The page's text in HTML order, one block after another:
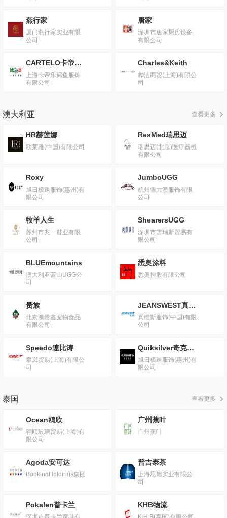
燕行家
厦门燕行家实业有限
公司
唐家
深圳市唐家厨房设备
有限公司
CARTELO卡帝乐鳄鱼
上海卡帝乐鳄鱼服饰
有限公司
Charles&Keith
桦洁商贸(上海)有限公
司
澳大利亚 查看更多
HR赫莲娜
欧莱雅(中国)有限公司
ResMed瑞思迈
瑞思迈(北京)医疗器械
有限公司
Roxy
旭日极速服饰(惠州)有
限公司
JumboUGG
杭州雪力澳服饰有限
公司
牧羊人生
苏州市兆一鞋业有限
公司
ShearersUGG
深圳市雪瑞斯贸易有
限公司
BLUEmountains
澳大利亚蓝山UGG公
司
悉奥涂料
悉奥控股有限公司
贵族
北京澳贵鑫宠物食品
有限公司
JEANSWEST真维斯
真维斯服饰(中国)有限
公司
Speedo速比涛
攀岚贸易(上海)有限公
司
Quiksilver奇克尚风
旭日极速服饰(惠州)有
限公司
泰国 查看更多
Ocean鸥欣
翱顺玻璃贸易(上海)有
限公司
广州蕉叶
广州蕉叶
Agoda安可达
BookingHoldings集团
普吉泰茶
上海思旭实业有限公
司
Pokalen普卡兰 KHB物流